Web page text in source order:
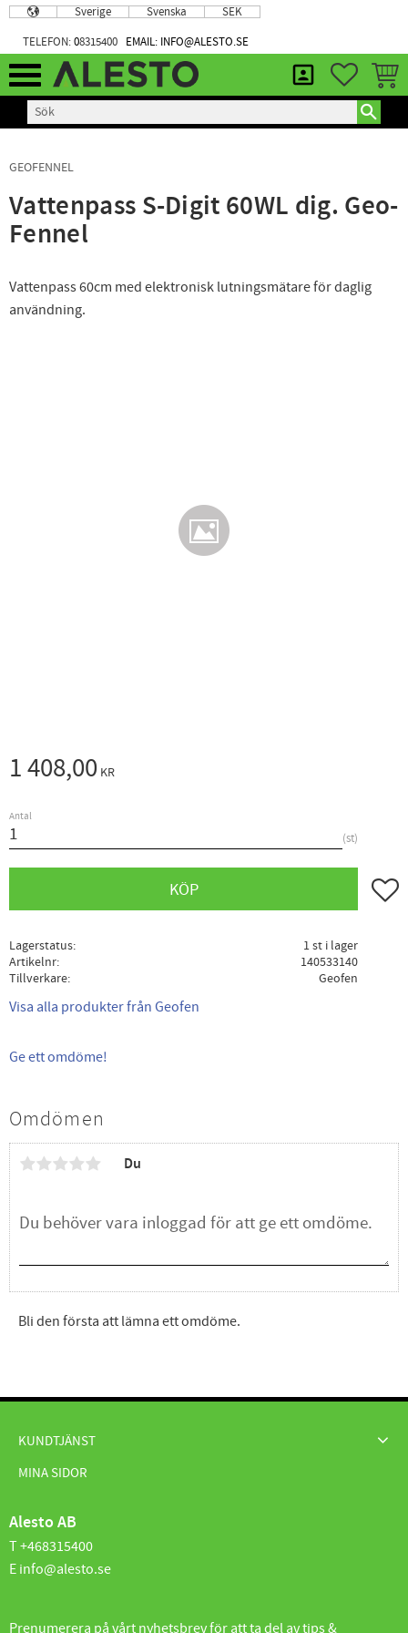
Meny
Sverige Svenska SEK
TELEFON:08315400 EMAIL: INFO@ALESTO.SE
GEOFENNEL
Vattenpass S-Digit 60WL dig. Geo-
Fennel
Vattenpass 60cm med elektronisk lutningsmätare för daglig
användning.
1 408,00 KR
Antal
st
KÖP Lägg
Lagerstatus
1 st i lager
Artikelnr
140533140
Tillverkare
Geofen
Visa alla produkter från Geofen
Ge ett omdöme!
Omdömen
Du
Bli den första att lämna ett omdöme.
KUNDTJÄNST
MINA SIDOR
Alesto AB
T +468315400
E info@alesto.se
Prenumerera på vårt nyhetsbrev för att ta del av tips &